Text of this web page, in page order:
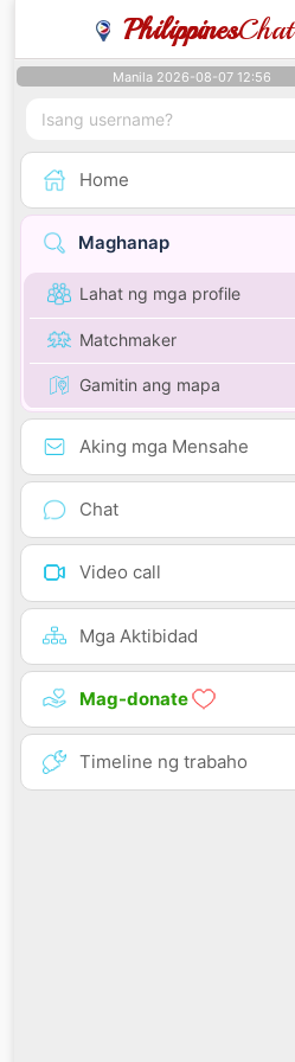
PhilippinesChat
Manila 2026-08-07 12:56
Home
Maghanap
Lahat ng mga profile
Matchmaker
Gamitin ang mapa
Aking mga Mensahe
Chat
Video call
Mga Aktibidad
Mag-donate
Timeline ng trabaho